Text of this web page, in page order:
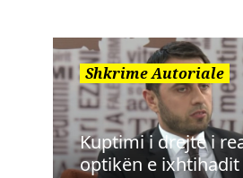
Shkrime Autoriale
Kuptimi i drejtë i
optikën e